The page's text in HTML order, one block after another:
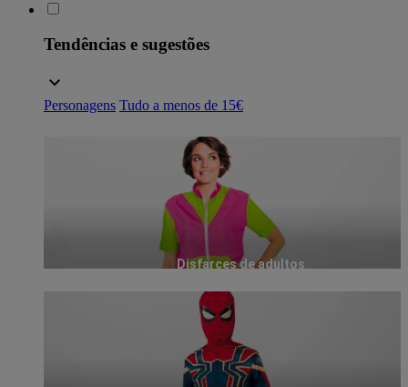
Tendências e sugestões
Personagens Tudo a menos de 15€
Disfarces de adultos